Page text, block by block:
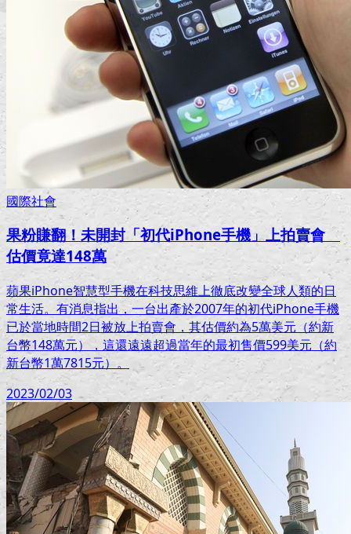
國際社會
果粉賺翻！未開封「初代iPhone手機」上拍賣會
估價竟達148萬
蘋果iPhone智慧型手機在科技思維上徹底改變全球人類的日
常生活。有消息指出，一台出產於2007年的初代iPhone手機
已於當地時間2日被放上拍賣會，其估價約為5萬美元（約新
台幣148萬元），這還遠遠超過當年的最初售價599美元（約
新台幣1萬7815元）。
2023/02/03